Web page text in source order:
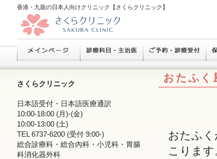
香港・九龍の日本人向けクリニック【さくらクリニック】
おたふく
おたふ
こります
さくらクリニック
日本語受付・日本語医療通訳
10:00-18:00 (月)-(金)
10:00-13:00 (土)
TEL 6737-6200 (受付 9:00-)
総合診療科・総合內科・小児科・胃腸
科消化器外科